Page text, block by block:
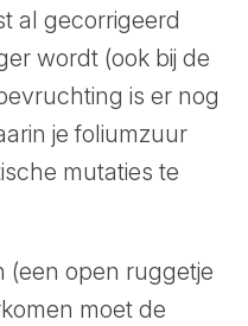
al gecorrigeerd
wordt (ook bij de
is er nog
je foliumzuur
mutaties te
(een open ruggetje
moet de